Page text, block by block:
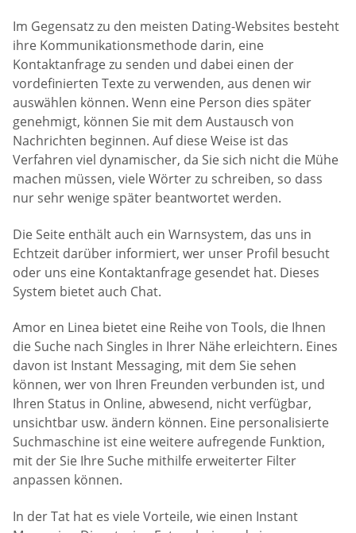
Im Gegensatz zu den meisten Dating-Websites besteht
ihre Kommunikationsmethode darin, eine
Kontaktanfrage zu senden und dabei einen der
vordefinierten Texte zu verwenden, aus denen wir
auswählen können. Wenn eine Person dies später
genehmigt, können Sie mit dem Austausch von
Nachrichten beginnen. Auf diese Weise ist das
Verfahren viel dynamischer, da Sie sich nicht die Mühe
machen müssen, viele Wörter zu schreiben, so dass
nur sehr wenige später beantwortet werden.
Die Seite enthält auch ein Warnsystem, das uns in
Echtzeit darüber informiert, wer unser Profil besucht
oder uns eine Kontaktanfrage gesendet hat. Dieses
System bietet auch Chat.
Amor en Linea bietet eine Reihe von Tools, die Ihnen
die Suche nach Singles in Ihrer Nähe erleichtern. Eines
davon ist Instant Messaging, mit dem Sie sehen
können, wer von Ihren Freunden verbunden ist, und
Ihren Status in Online, abwesend, nicht verfügbar,
unsichtbar usw. ändern können. Eine personalisierte
Suchmaschine ist eine weitere aufregende Funktion,
mit der Sie Ihre Suche mithilfe erweiterter Filter
anpassen können.
In der Tat hat es viele Vorteile, wie einen Instant